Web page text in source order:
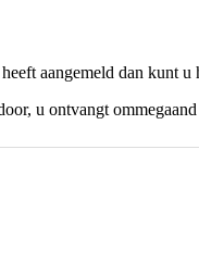
aangemeld dan kunt
u ontvangt